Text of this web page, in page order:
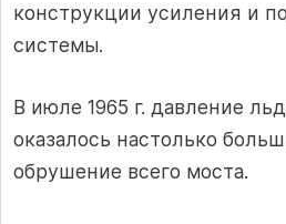
конструкции усиления и
системы.
В июле 1965 г. давление
оказалось настолько
обрушение всего моста.